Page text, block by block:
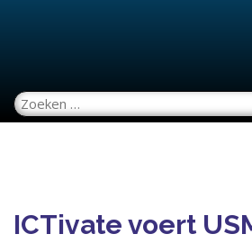
Zoeken naar:
ICTivate voert